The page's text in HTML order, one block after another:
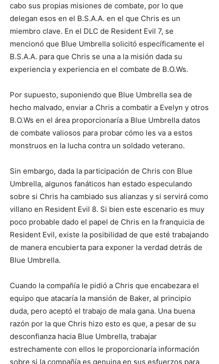
cabo sus propias misiones de combate, por lo que
delegan esos en el B.S.A.A. en el que Chris es un
miembro clave. En el DLC de Resident Evil 7, se
mencionó que Blue Umbrella solicitó específicamente el
B.S.A.A. para que Chris se una a la misión dada su
experiencia y experiencia en el combate de B.O.Ws.
Por supuesto, suponiendo que Blue Umbrella sea de
hecho malvado, enviar a Chris a combatir a Evelyn y otros
B.O.Ws en el área proporcionaría a Blue Umbrella datos
de combate valiosos para probar cómo les va a estos
monstruos en la lucha contra un soldado veterano.
Sin embargo, dada la participación de Chris con Blue
Umbrella, algunos fanáticos han estado especulando
sobre si Chris ha cambiado sus alianzas y si servirá como
villano en Resident Evil 8. Si bien este escenario es muy
poco probable dado el papel de Chris en la franquicia de
Resident Evil, existe la posibilidad de que esté trabajando
de manera encubierta para exponer la verdad detrás de
Blue Umbrella.
Cuando la compañía le pidió a Chris que encabezara el
equipo que atacaría la mansión de Baker, al principio
duda, pero aceptó el trabajo de mala gana. Una buena
razón por la que Chris hizo esto es que, a pesar de su
desconfianza hacia Blue Umbrella, trabajar
estrechamente con ellos le proporcionaría información
sobre si la compañía es genuina en sus esfuerzos para